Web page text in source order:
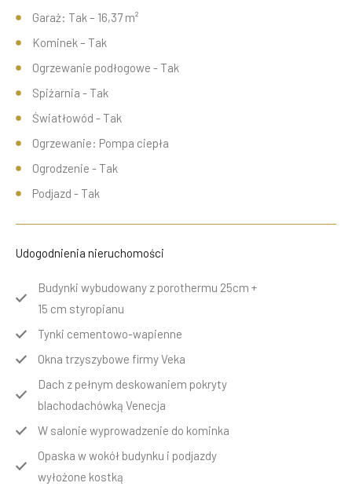
Garaż: Tak – 16,37 m²
Kominek – Tak
Ogrzewanie podłogowe - Tak
Spiżarnia - Tak
Światłowód - Tak
Ogrzewanie: Pompa ciepła
Ogrodzenie - Tak
Podjazd - Tak
Udogodnienia nieruchomości
Budynki wybudowany z porothermu 25cm +
15 cm styropianu
Tynki cementowo-wapienne
Okna trzyszybowe firmy Veka
Dach z pełnym deskowaniem pokryty
blachodachówką Venecja
W salonie wyprowadzenie do kominka
Opaska w wokół budynku i podjazdy
wyłożone kostką